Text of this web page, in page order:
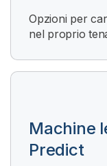
Opzioni per
nel proprio
Machine
Predict